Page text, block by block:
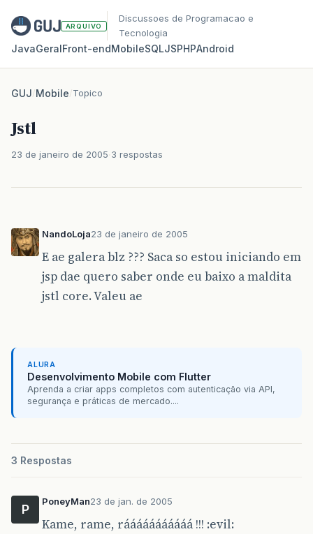
ARQUIVO
Discussoes de Programacao e
Tecnologia
JavaGeralFront‑endMobileSQLJSPHPAndroid
GUJ/Mobile/Topico
Jstl
23 de janeiro de 2005 3 respostas
NandoLoja23 de janeiro de 2005
E ae galera blz ??? Saca so estou iniciando em
jsp dae quero saber onde eu baixo a maldita
jstl core. Valeu ae
ALURA
Desenvolvimento Mobile com Flutter
Aprenda a criar apps completos com autenticação via API,
segurança e práticas de mercado....
3 Respostas
P
PoneyMan23 de jan. de 2005
Kame, rame, rááááááááááá !!! :evil: